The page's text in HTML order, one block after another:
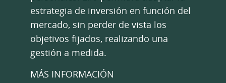
estrategia de inversión en función del
mercado, sin perder de vista los
objetivos fijados, realizando una
gestión a medida.
MÁS INFORMACIÓN